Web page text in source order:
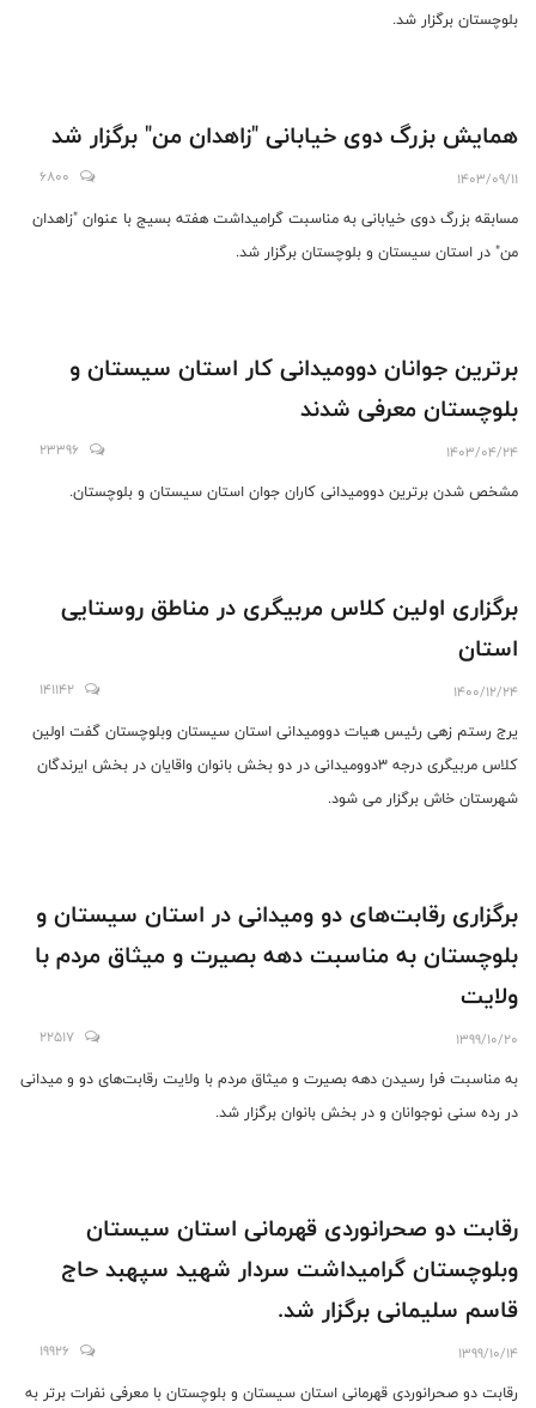
بلوچستان برگزار شد.
همایش بزرگ دوی خیابانی "زاهدان من" برگزار شد
1403/09/11
6800
مسابقه بزرگ دوی خیابانی به مناسبت گرامیداشت هفته بسیج با عنوان "زاهدان
من" در استان سیستان و بلوچستان برگزار شد.
برترین جوانان دوومیدانی کار استان سیستان و
بلوچستان معرفی شدند
1403/04/24
23396
مشخص شدن برترین دوومیدانی کاران جوان استان سیستان و بلوچستان.
برگزاری اولین کلاس مربیگری در مناطق روستایی
استان
1400/12/24
141142
یرج رستم زهی رئیس هیات دوومیدانی استان سیستان وبلوچستان گفت اولین
کلاس مربیگری درجه ۳دوومیدانی در دو بخش بانوان واقایان در بخش ایرندگان
شهرستان خاش برگزار می شود.
برگزاری رقابت‌های دو ومیدانی در استان سیستان و
بلوچستان به مناسبت دهه بصیرت و میثاق مردم با
ولایت
1399/10/20
22517
به مناسبت فرا رسیدن دهه بصیرت و میثاق مردم با ولایت رقابت‌های دو و میدانی
در رده سنی نوجوانان و در بخش بانوان برگزار شد.
رقابت دو صحرانوردی قهرمانی استان سیستان
وبلوچستان گرامیداشت سردار شهید سپهبد حاج
قاسم سلیمانی برگزار شد.
1399/10/14
19926
رقابت دو صحرانوردی قهرمانی استان سیستان و بلوچستان با معرفی نفرات برتر به